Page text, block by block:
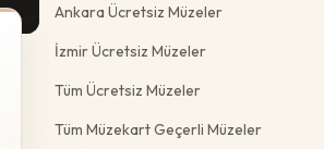
Ankara Ücretsiz Müzeler
İzmir Ücretsiz Müzeler
Tüm Ücretsiz Müzeler
Tüm Müzekart Geçerli Müzeler